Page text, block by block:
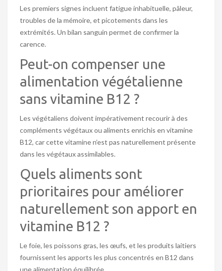
Les premiers signes incluent fatigue inhabituelle, pâleur,
troubles de la mémoire, et picotements dans les
extrémités. Un bilan sanguin permet de confirmer la
carence.
Peut-on compenser une
alimentation végétalienne
sans vitamine B12 ?
Les végétaliens doivent impérativement recourir à des
compléments végétaux ou aliments enrichis en vitamine
B12, car cette vitamine n’est pas naturellement présente
dans les végétaux assimilables.
Quels aliments sont
prioritaires pour améliorer
naturellement son apport en
vitamine B12 ?
Le foie, les poissons gras, les œufs, et les produits laitiers
fournissent les apports les plus concentrés en B12 dans
une alimentation équilibrée.